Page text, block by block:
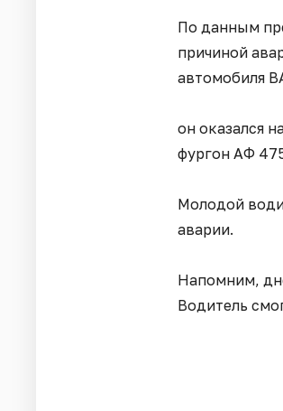
По данным
причиной
автомобиля
он оказался
фургон АФ
Молодой
аварии.
Напомним,
Водитель